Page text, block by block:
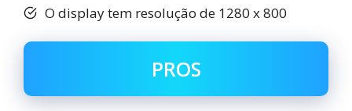
O display tem resolução de 1280 x 800
PROS